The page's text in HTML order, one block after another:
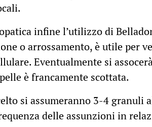
infine l’utilizzo di
o arrossamento, è utile per
Eventualmente si
è francamente scottata.
si assumeranno 3-4 granuli
delle assunzioni in